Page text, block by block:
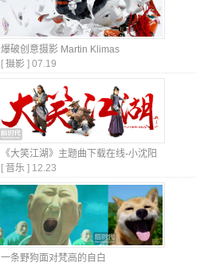
爆破创意摄影 Martin Klimas
[ 摄影 ] 07.19
《大笑江湖》主题曲下载在线-小沈阳
[ 音乐 ] 12.23
一条野狗面对梵高的自白